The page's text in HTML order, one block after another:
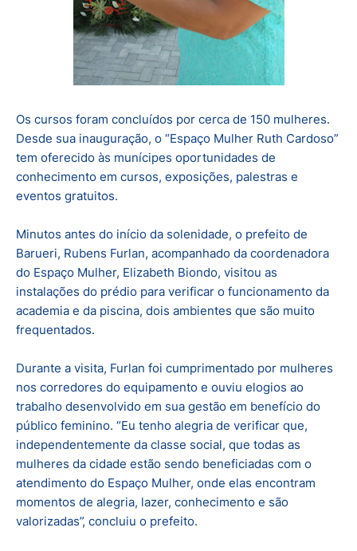
Os cursos foram concluídos por cerca de 150 mulheres.
Desde sua inauguração, o “Espaço Mulher Ruth Cardoso”
tem oferecido às munícipes oportunidades de
conhecimento em cursos, exposições, palestras e
eventos gratuitos.
Minutos antes do início da solenidade, o prefeito de
Barueri, Rubens Furlan, acompanhado da coordenadora
do Espaço Mulher, Elizabeth Biondo, visitou as
instalações do prédio para verificar o funcionamento da
academia e da piscina, dois ambientes que são muito
frequentados.
Durante a visita, Furlan foi cumprimentado por mulheres
nos corredores do equipamento e ouviu elogios ao
trabalho desenvolvido em sua gestão em benefício do
público feminino. “Eu tenho alegria de verificar que,
independentemente da classe social, que todas as
mulheres da cidade estão sendo beneficiadas com o
atendimento do Espaço Mulher, onde elas encontram
momentos de alegria, lazer, conhecimento e são
valorizadas”, concluiu o prefeito.